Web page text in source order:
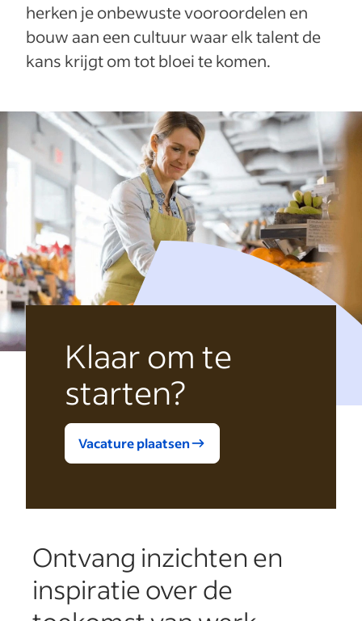
herken je onbewuste vooroordelen en
bouw aan een cultuur waar elk talent de
kans krijgt om tot bloei te komen.
Klaar om te
starten?
Vacature plaatsen
Ontvang inzichten en
inspiratie over de